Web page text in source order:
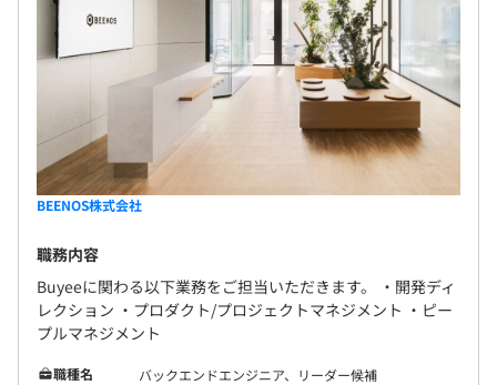
BEENOS株式会社
職務内容
Buyeeに関わる以下業務をご担当いただきます。 ・開発ディ
レクション ・プロダクト/プロジェクトマネジメント ・ピー
プルマネジメント
職種名
バックエンドエンジニア、リーダー候補